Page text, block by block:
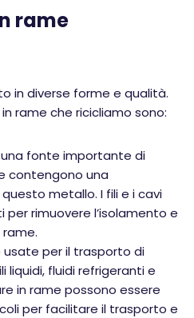
rame
in diverse forme e qualità.
rame che ricicliamo sono:
una fonte importante di
contengono una
metallo. I fili e i cavi
rimuovere l’isolamento e
usate per il trasporto di
liquidi, fluidi refrigeranti e
in rame possono essere
per facilitare il trasporto e